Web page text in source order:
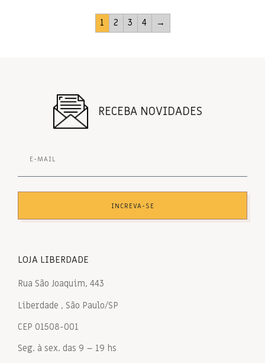
1 2 3 4 →
RECEBA NOVIDADES
INCREVA-SE
LOJA LIBERDADE
Rua São Joaquim, 443
Liberdade , São Paulo/SP
CEP 01508-001
Seg. à sex. das 9 – 19 hs